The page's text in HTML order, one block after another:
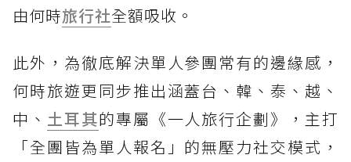
由何時旅行社全額吸收。
此外，為徹底解決單人參團常有的邊緣感，
何時旅遊更同步推出涵蓋台、韓、泰、越、
中、 土耳其的專屬《一人旅行企劃》，主打
「全團皆為單人報名」的無壓力社交模式，